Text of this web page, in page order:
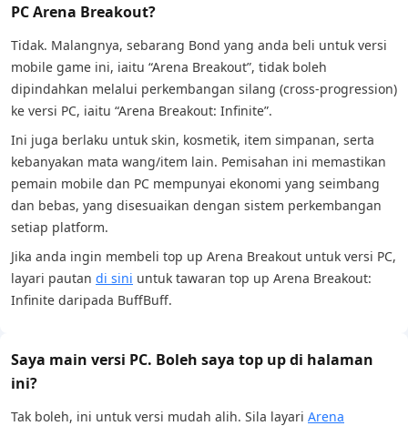
PC Arena Breakout?
Tidak. Malangnya, sebarang Bond yang anda beli untuk versi
mobile game ini, iaitu “Arena Breakout”, tidak boleh
dipindahkan melalui perkembangan silang (cross-progression)
ke versi PC, iaitu “Arena Breakout: Infinite”.
Ini juga berlaku untuk skin, kosmetik, item simpanan, serta
kebanyakan mata wang/item lain. Pemisahan ini memastikan
pemain mobile dan PC mempunyai ekonomi yang seimbang
dan bebas, yang disesuaikan dengan sistem perkembangan
setiap platform.
Jika anda ingin membeli top up Arena Breakout untuk versi PC,
layari pautan di sini untuk tawaran top up Arena Breakout:
Infinite daripada BuffBuff.
Saya main versi PC. Boleh saya top up di halaman
ini?
Tak boleh, ini untuk versi mudah alih. Sila layari Arena